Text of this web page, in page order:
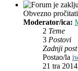
Obvezno
Moderator/ica:
2 Teme
3 Postovi
Zadnji post
Postao/la
21 tra